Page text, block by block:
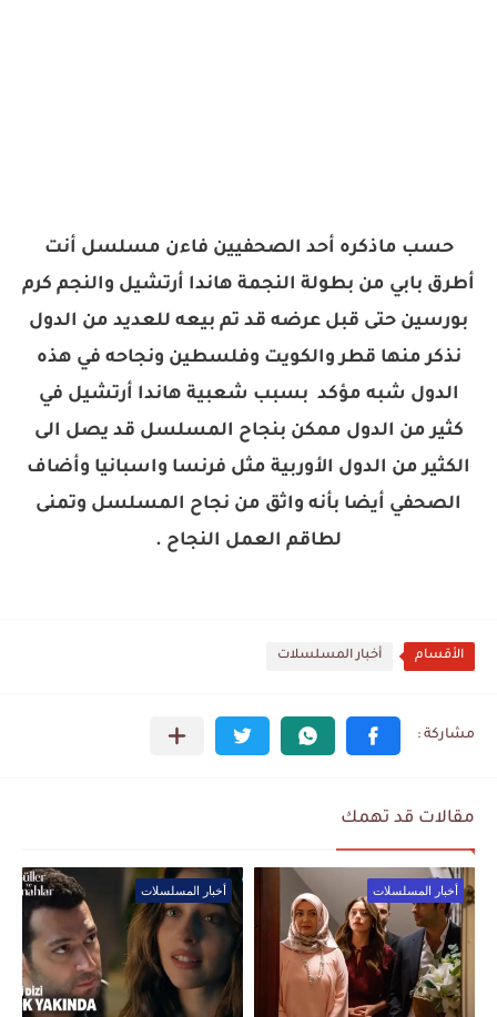
حسب ماذكره أحد الصحفيين فاءن مسلسل أنت
أطرق بابي من بطولة النجمة هاندا أرتشيل والنجم كرم
بورسين حتى قبل عرضه قد تم بيعه للعديد من الدول
نذكر منها قطر والكويت وفلسطين ونجاحه في هذه
الدول شبه مؤكد بسبب شعبية هاندا أرتشيل في
كثير من الدول ممكن بنجاح المسلسل قد يصل الى
الكثير من الدول الأوربية مثل فرنسا واسبانيا وأضاف
الصحفي أيضا بأنه واثق من نجاح المسلسل وتمنى
لطاقم العمل النجاح .
الأقسام أخبار المسلسلات
مقالات قد تهمك
أخبار المسلسلات أخبار المسلسلات